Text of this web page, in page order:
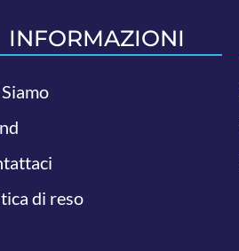
INFORMAZIONI
di reso